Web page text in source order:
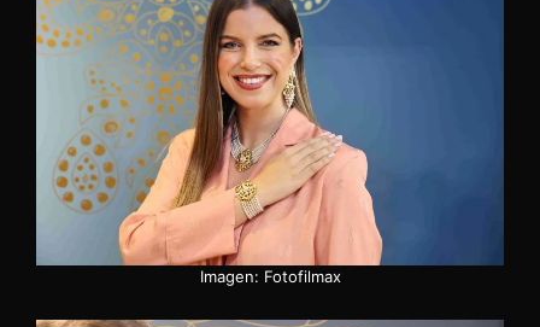
Imagen: Fotofilmax